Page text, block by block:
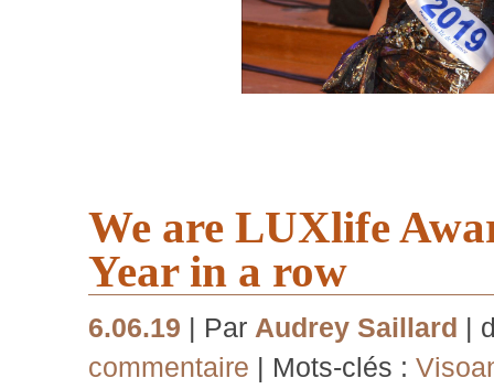
We are LUXlife
Year in a row
6.06.19 | Par Audrey Saillard |
commentaire | Mots-clés :